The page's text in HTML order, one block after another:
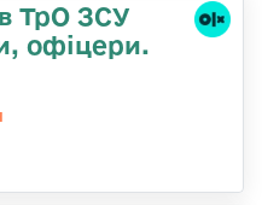
ТрО ЗСУ
офіцери.